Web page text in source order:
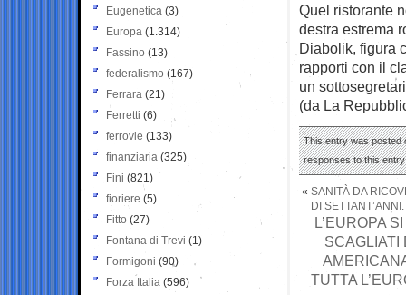
Quel ristorante
destra estrema
Diabolik, figura
rapporti con il
un
(da La
This entry was posted
responses to this
« SANITÀ DA
DI
L’EUROPA
SCAGLIATI
TUTTA
Eugenetica (3)
Europa (1.314)
Fassino (13)
federalismo (167)
Ferrara (21)
Ferretti (6)
ferrovie (133)
finanziaria (325)
Fini (821)
fioriere (5)
Fitto (27)
Fontana di Trevi (1)
Formigoni (90)
Forza Italia (596)